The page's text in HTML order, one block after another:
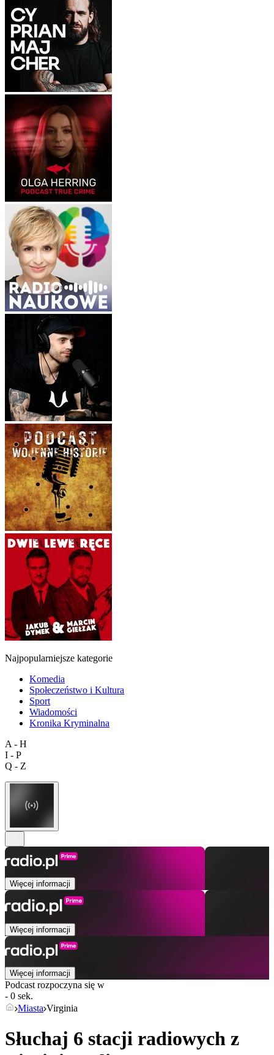
Najpopularniejsze kategorie
Komedia
Społeczeństwo i Kultura
Sport
Wiadomości
Kronika Kryminalna
A - H
I - P
Q - Z
Więcej informacji
Więcej informacji
Więcej informacji
Podcast rozpoczyna się w
- 0 sek.
Miasta Virginia
Słuchaj 6 stacji radiowych z